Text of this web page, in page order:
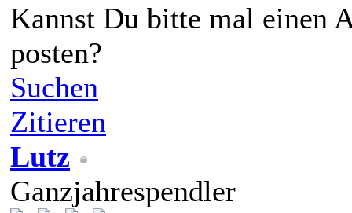
Kannst Du bitte mal einen
posten?
Suchen
Zitieren
Lutz
Ganzjahrespendler